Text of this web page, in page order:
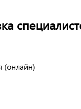
(онлайн)